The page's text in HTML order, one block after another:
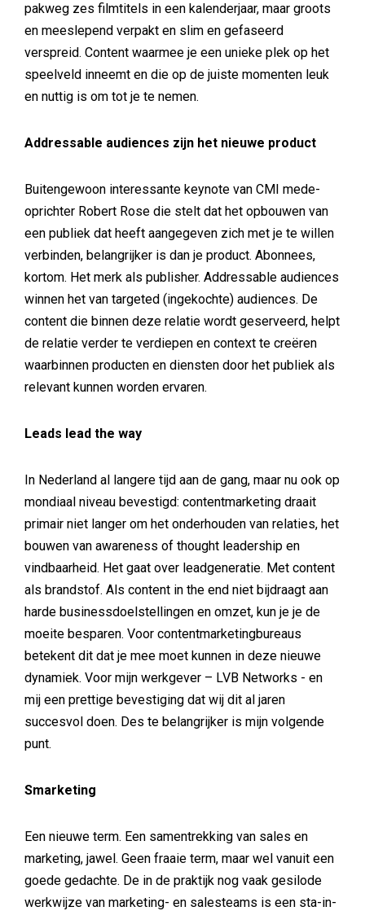
pakweg zes filmtitels in een kalenderjaar, maar groots
en meeslepend verpakt en slim en gefaseerd
verspreid. Content waarmee je een unieke plek op het
speelveld inneemt en die op de juiste momenten leuk
en nuttig is om tot je te nemen.
Addressable audiences zijn het nieuwe product
Buitengewoon interessante keynote van CMI mede-
oprichter Robert Rose die stelt dat het opbouwen van
een publiek dat heeft aangegeven zich met je te willen
verbinden, belangrijker is dan je product. Abonnees,
kortom. Het merk als publisher. Addressable audiences
winnen het van targeted (ingekochte) audiences. De
content die binnen deze relatie wordt geserveerd, helpt
de relatie verder te verdiepen en context te creëren
waarbinnen producten en diensten door het publiek als
relevant kunnen worden ervaren.
Leads lead the way
In Nederland al langere tijd aan de gang, maar nu ook op
mondiaal niveau bevestigd: contentmarketing draait
primair niet langer om het onderhouden van relaties, het
bouwen van awareness of thought leadership en
vindbaarheid. Het gaat over leadgeneratie. Met content
als brandstof. Als content in the end niet bijdraagt aan
harde businessdoelstellingen en omzet, kun je je de
moeite besparen. Voor contentmarketingbureaus
betekent dit dat je mee moet kunnen in deze nieuwe
dynamiek. Voor mijn werkgever – LVB Networks - en
mij een prettige bevestiging dat wij dit al jaren
succesvol doen. Des te belangrijker is mijn volgende
punt.
Smarketing
Een nieuwe term. Een samentrekking van sales en
marketing, jawel. Geen fraaie term, maar wel vanuit een
goede gedachte. De in de praktijk nog vaak gesilode
werkwijze van marketing- en salesteams is een sta-in-